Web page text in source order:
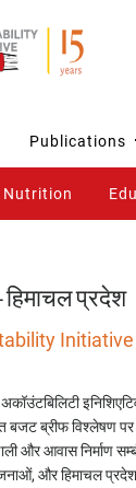
Publications
Nutrition
हिमाचल प्रदेश
बजट ब्रीफ विश्लेषण
और आवास निर्माण
और हिमाचल प्रदेश